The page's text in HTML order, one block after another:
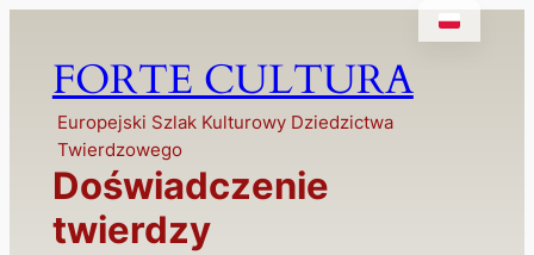
treściFORTE CULTURA
Europejski Szlak Kulturowy Dziedzictwa
Twierdzowego
Doświadczenie
twierdzy